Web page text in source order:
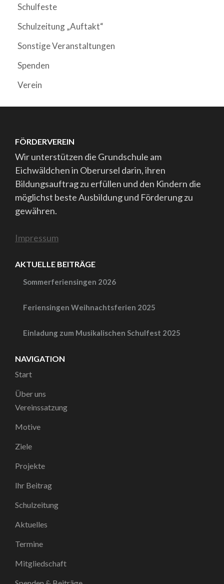
Schulfeste
Schulzeitung „Auftakt“
Sonstige Veranstaltungen
Spenden
Verein
FÖRDERVEREIN
Wir unterstützen die Grundschule am
Eichwäldchen in Oberursel darin, ihren
Bildungsauftrag zu erfüllen und den Kindern die
möglichst beste Ausbildung und Förderung zu
gewähren.
Impressum
AKTUELLE BEITRÄGE
Sommerferiensingen 2026
Feriensingen Weihnachtsferien 2025
Einladung zum Musikalischen Schulfest 2025
NAVIGATION
Start
Über uns
Vereinssatzung
Motive
Ziele
Projekte
Ihr Beitrag
Schulzeitung
Aktuelles
Termine
Mitgliedschaft